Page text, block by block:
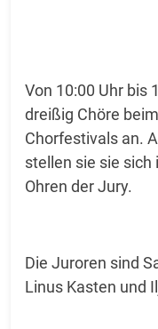
Von 10:00 Uhr bis
dreißig Chöre
Chorfestivals an.
stellen sie sie
Ohren der Jury.
Die Juroren sind
Linus Kasten und